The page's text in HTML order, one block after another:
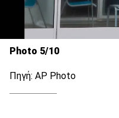
Photo 5/10
Πηγή: AP Photo